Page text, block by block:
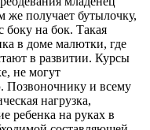
же получает бутылочку,
боку на бок. Такая
в доме малютки, где
в развитии. Курсы
не могут
Позвоночнику и всему
нагрузка,
ребенка на руках в